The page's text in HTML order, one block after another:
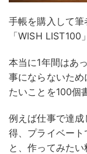
手帳を購入して
「WISH LIST100
本当に1年間はあ
事にならないため
たいことを100個
例えば仕事で達
得、プライベー
と、作ってみた